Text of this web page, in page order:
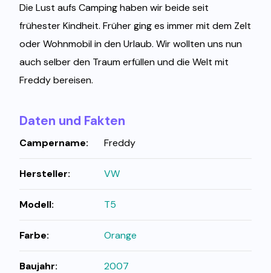
Die Lust aufs Camping haben wir beide seit
frühester Kindheit. Früher ging es immer mit dem Zelt
oder Wohnmobil in den Urlaub. Wir wollten uns nun
auch selber den Traum erfüllen und die Welt mit
Freddy bereisen.
Daten und Fakten
Campername: Freddy
Hersteller: VW
Modell: T5
Farbe: Orange
Baujahr: 2007